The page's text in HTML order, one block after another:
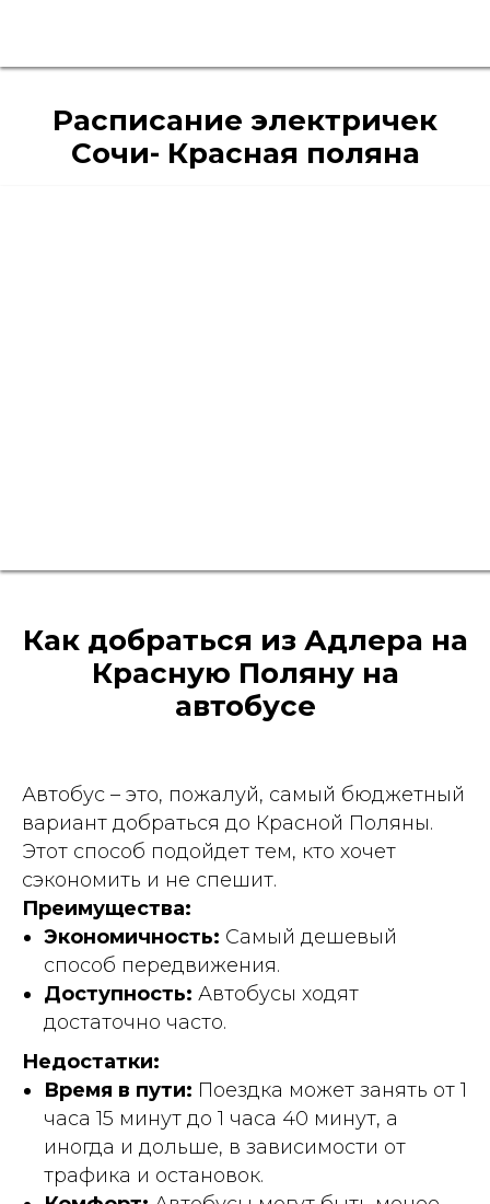
Расписание электричек
Сочи- Красная поляна
Как добраться из Адлера на
Красную Поляну на
автобусе
Автобус – это, пожалуй, самый бюджетный
вариант добраться до Красной Поляны.
Этот способ подойдет тем, кто хочет
сэкономить и не спешит.
Преимущества:
Экономичность: Самый дешевый
способ передвижения.
Доступность: Автобусы ходят
достаточно часто.
Недостатки:
Время в пути: Поездка может занять от 1
часа 15 минут до 1 часа 40 минут, а
иногда и дольше, в зависимости от
трафика и остановок.